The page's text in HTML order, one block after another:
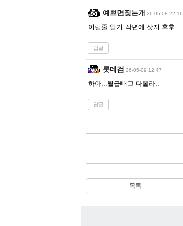
예쁘면짖는개 26-05-08 22:16
이럴줄 알거 작년에 삿지 후후
답글
롯데검 26-05-09 12:47
하아...월급빼고 다올라..
답글
목록